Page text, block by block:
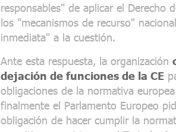
responsables" de aplicar el Derecho
los "mecanismos de recurso"
inmediata" a la cuestión.
Ante esta respuesta, la organización
dejación de funciones de la CE
obligaciones de la normativa
finalmente el Parlamento Europeo
obligación de hacer cumplir la